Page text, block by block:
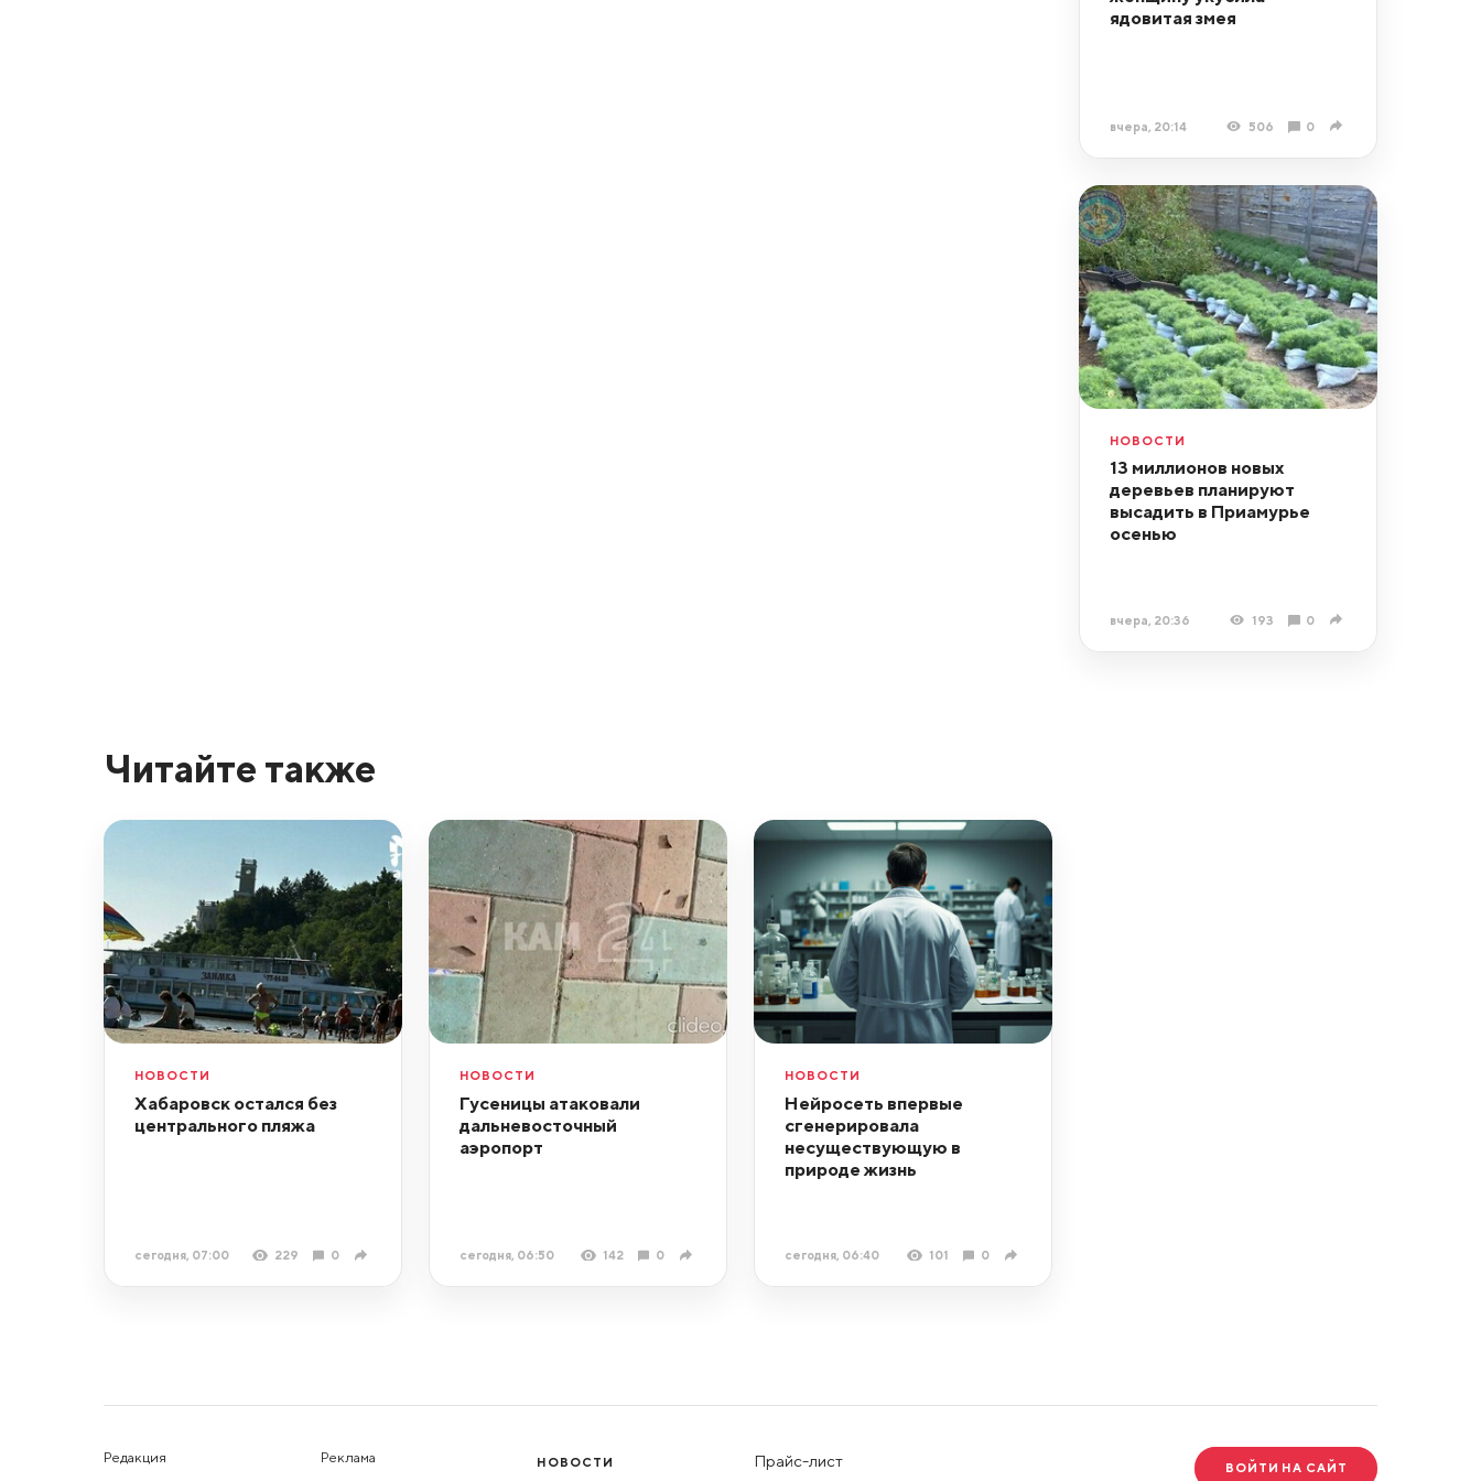
ядовитая змея
вчера, 20:14 506 0
НОВОСТИ
13 миллионов новых
деревьев планируют
высадить в Приамурье
осенью
вчера, 20:36 193 0
Читайте также
НОВОСТИ
Хабаровск остался без
центрального пляжа
сегодня, 07:00 229 0
НОВОСТИ
Гусеницы атаковали
дальневосточный
аэропорт
сегодня, 06:50 142 0
НОВОСТИ
Нейросеть впервые
сгенерировала
несуществующую в
природе жизнь
сегодня, 06:40 101 0
Редакция Реклама НОВОСТИ Прайс-лист ВОЙТИ НА САЙТ